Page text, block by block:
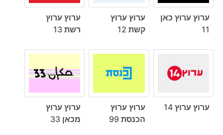
ערוץ ערוץ כאן
11
ערוץ ערוץ
קשת 12
ערוץ ערוץ
רשת 13
ערוץ ערוץ 14
ערוץ ערוץ
הכנסת 99
ערוץ ערוץ
מכאן 33